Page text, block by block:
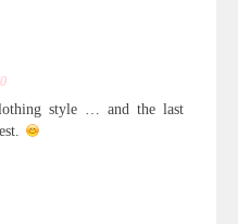
style … and the last